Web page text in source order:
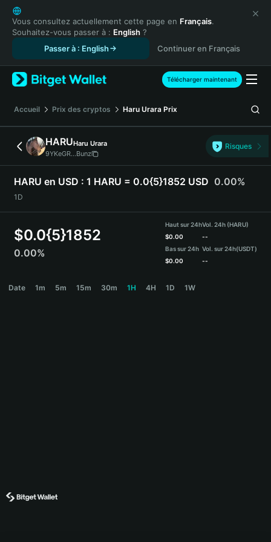
English
日本語
Tiếng Việt
Español (Latinoamérica)
Türkçe
Français
Deutsch
简体中文
繁體中文
Português (Portugal)
Bahasa Indonesia
ภาษาไทย
हिन्दी
Español
Português (Brasil)
Vous consultez actuellement cette page en Français.
Souhaitez-vous passer à : English ?
Passer à : English
Continuer en Français
Télécharger maintenant
Accueil Prix des cryptos Haru Urara Prix
HARUHaru Urara
9YKeGR...Bunz
Risques
HARU en USD : 1 HARU = 0.0{5}1852 USD 0.00%
1D
$0.0{5}1852
0.00%
Haut sur 24h
$0.00
Bas sur 24h
$0.00
Vol. 24h (HARU)
--
Vol. sur 24h(USDT)
--
Date 1m 5m 15m 30m 1H 4H 1D 1W